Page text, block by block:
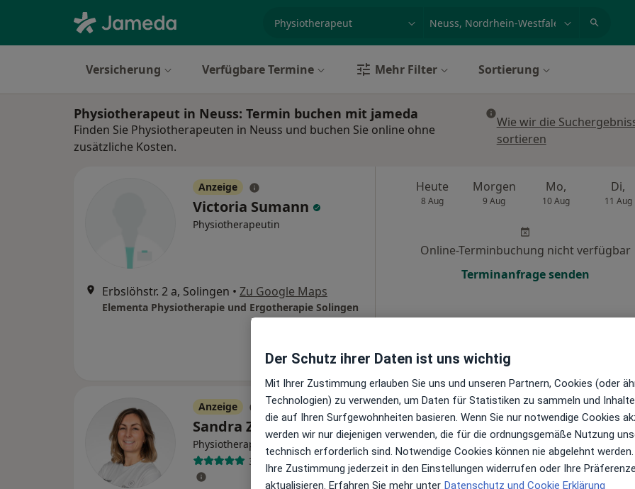
Versicherung Verfügbare Termine Mehr Filter Sortierung
Physiotherapeut in Neuss: Termin buchen mit jameda
Finden Sie Physiotherapeuten in Neuss und buchen Sie online ohne
zusätzliche Kosten.
Wie wir die
sortieren
Anzeige
Victoria Sumann
Physiotherapeutin
Erbslöhstr. 2 a, Solingen • Zu Google Maps
Elementa Physiotherapie und Ergotherapie Solingen
Heute
8 Aug
Morgen
9 Aug
Mo,
10 Aug
Di,
11 Aug
Online-Terminbuchung nicht verfügbar
Terminanfrage senden
Anzeige
Sandra Zigan
Physiotherapeutin
3 Bewertungen
Heute
8 Aug
Morgen
9 Aug
Mo,
10 Aug
Di,
11 Aug
Online-Terminbuchung nicht verfügbar
Der Schutz ihrer Daten ist uns wichtig
Mit Ihrer Zustimmung erlauben Sie uns und unseren Partnern, Cookies (oder
Technologien) zu verwenden, um Daten für Statistiken zu sammeln und
die auf Ihren Surfgewohnheiten basieren. Wenn Sie nur notwendige Cookies
werden wir nur diejenigen verwenden, die für die ordnungsgemäße Nutzung
technisch erforderlich sind. Notwendige Cookies können nie abgelehnt werden.
Ihre Zustimmung jederzeit in den Einstellungen widerrufen oder Ihre
aktualisieren. Erfahren Sie mehr unter Datenschutz und Cookie Erklärung